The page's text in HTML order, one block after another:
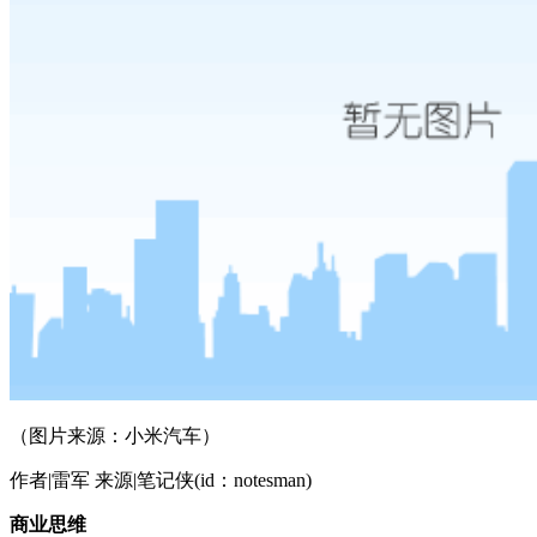
（图片来源：小米汽车）
作者|雷军 来源|笔记侠(id：notesman)
商业思维